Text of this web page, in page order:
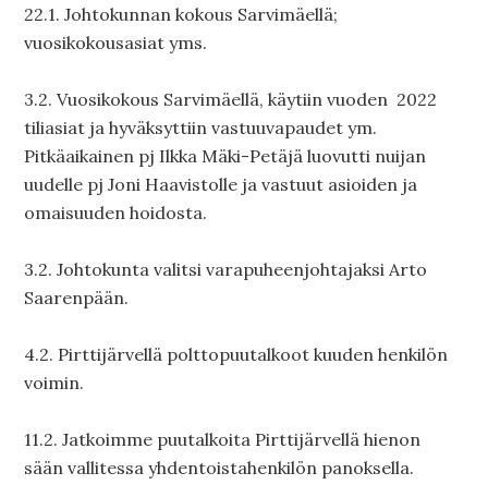
22.1. Johtokunnan kokous Sarvimäellä;
vuosikokousasiat yms.
3.2. Vuosikokous Sarvimäellä, käytiin vuoden 2022
tiliasiat ja hyväksyttiin vastuuvapaudet ym.
Pitkäaikainen pj Ilkka Mäki-Petäjä luovutti nuijan
uudelle pj Joni Haavistolle ja vastuut asioiden ja
omaisuuden hoidosta.
3.2. Johtokunta valitsi varapuheenjohtajaksi Arto
Saarenpään.
4.2. Pirttijärvellä polttopuutalkoot kuuden henkilön
voimin.
11.2. Jatkoimme puutalkoita Pirttijärvellä hienon
sään vallitessa yhdentoistahenkilön panoksella.